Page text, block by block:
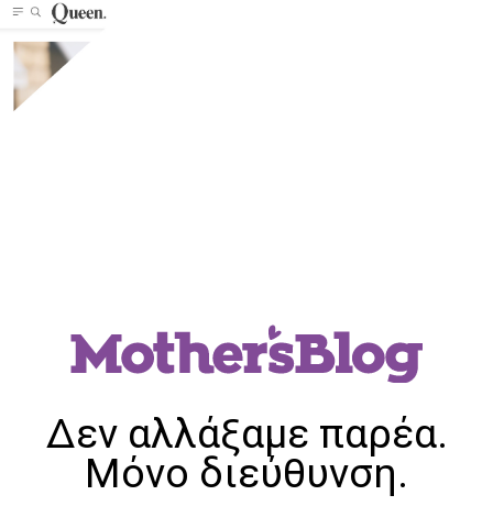
Δεν αλλάξαμε παρέα.
Μόνο διεύθυνση.